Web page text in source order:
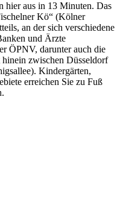
hier aus in 13 Minuten. Das
Kö“ (Kölner
an der sich verschiedene
und Ärzte
ÖPNV, darunter auch die
zwischen Düsseldorf
Kindergärten,
erreichen Sie zu Fuß